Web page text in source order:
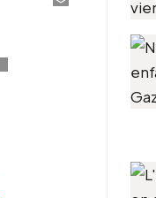
Email